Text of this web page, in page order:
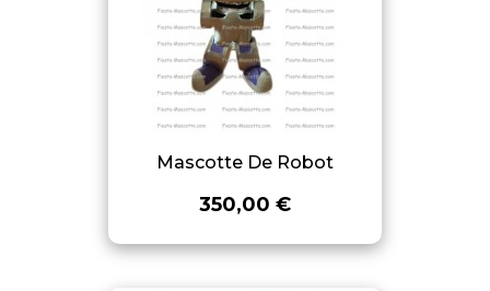
Mascotte De Robot
350,00 €